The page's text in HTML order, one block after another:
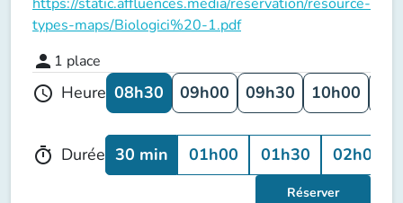
types-maps/Biologici%20-1.pdf
person 1 place
schedule Heure 08h30 09h00 09h30 10h00
timer Durée 30 min 01h00 01h30 02h00
Réserver